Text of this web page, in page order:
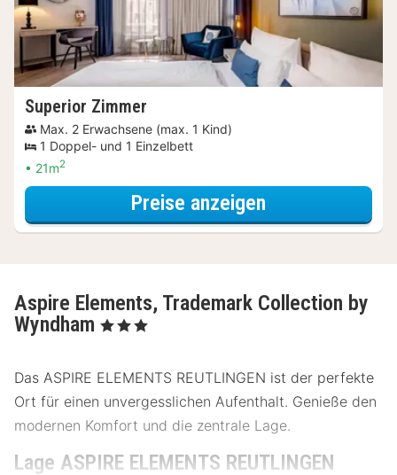
Superior Zimmer
Max. 2 Erwachsene (max. 1 Kind)
1 Doppel- und 1 Einzelbett
21m2
Preise anzeigen
Aspire Elements, Trademark Collection by
Wyndham , 3 Sterne
Das ASPIRE ELEMENTS REUTLINGEN ist der perfekte
Ort für einen unvergesslichen Aufenthalt. Genieße den
modernen Komfort und die zentrale Lage.
Lage ASPIRE ELEMENTS REUTLINGEN